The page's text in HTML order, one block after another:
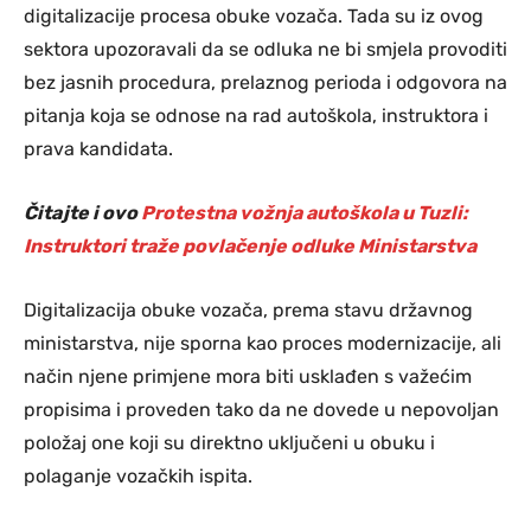
digitalizacije procesa obuke vozača. Tada su iz ovog
sektora upozoravali da se odluka ne bi smjela provoditi
bez jasnih procedura, prelaznog perioda i odgovora na
pitanja koja se odnose na rad autoškola, instruktora i
prava kandidata.
Čitajte i ovoProtestna vožnja autoškola u Tuzli:
Instruktori traže povlačenje odluke Ministarstva
Digitalizacija obuke vozača, prema stavu državnog
ministarstva, nije sporna kao proces modernizacije, ali
način njene primjene mora biti usklađen s važećim
propisima i proveden tako da ne dovede u nepovoljan
položaj one koji su direktno uključeni u obuku i
polaganje vozačkih ispita.